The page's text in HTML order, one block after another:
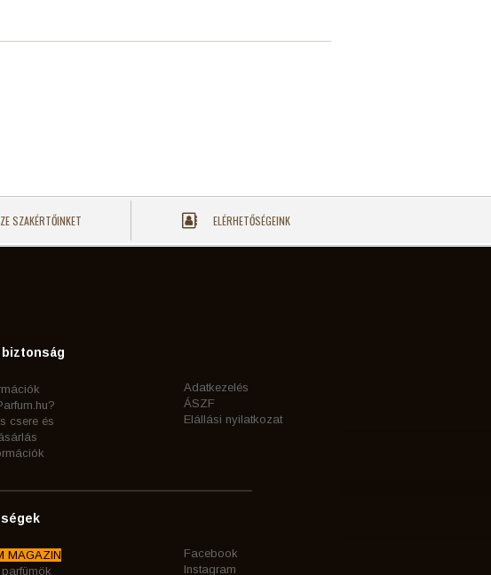
SZAKÉRTŐINKET ELÉRHETŐSÉGEINK
csere és
Adatkezelés
ÁSZF
Elállási nyilatkozat
MAGAZIN
Facebook
Instagram